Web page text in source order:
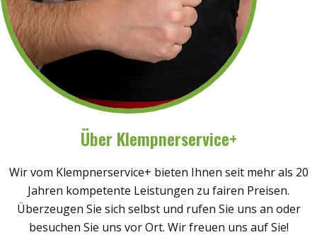
Über Klempnerservice+
Wir vom Klempnerservice+ bieten Ihnen seit mehr als 20
Jahren kompetente Leistungen zu fairen Preisen.
Überzeugen Sie sich selbst und rufen Sie uns an oder
besuchen Sie uns vor Ort. Wir freuen uns auf Sie!